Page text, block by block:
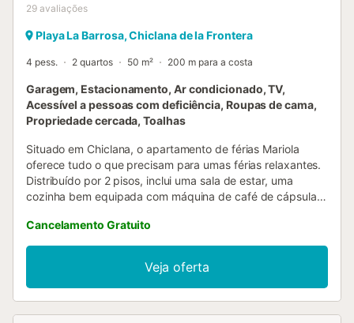
29 avaliações
Playa La Barrosa, Chiclana de la Frontera
4 pess. 2 quartos 50 m² 200 m para a costa
Garagem, Estacionamento, Ar condicionado, TV,
Acessível a pessoas com deficiência, Roupas de cama,
Propriedade cercada, Toalhas
Situado em Chiclana, o apartamento de férias Mariola
oferece tudo o que precisam para umas férias relaxantes.
Distribuído por 2 pisos, inclui uma sala de estar, uma
cozinha bem equipada com máquina de café de cápsulas,
1,90 m) e 1 casa de banho com base de duche. Entre as
comodidades adicionais encontram-se Wi-Fi (disponível
apenas em julho e agosto), televisão, ar condicionado e
máquina de lavar roupa. O apartamento dispõe ainda de
um terraço privado ao ar livre, perfeito para relaxar à noite.
Cancelamento Gratuito
Veja oferta